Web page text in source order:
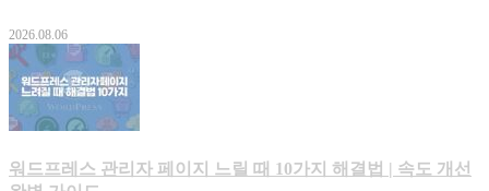
2026.08.06
워드프레스 관리자 페이지 느릴 때 10가지 해결법 | 속도 개선